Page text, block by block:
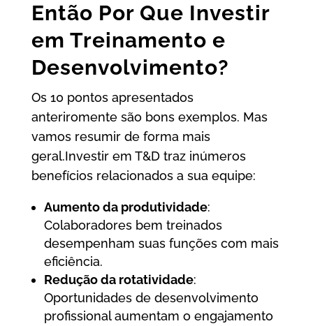
Então Por Que Investir
em Treinamento e
Desenvolvimento?
Os 10 pontos apresentados
anteriromente são bons exemplos. Mas
vamos resumir de forma mais
geral.Investir em T&D traz inúmeros
benefícios relacionados a sua equipe:
Aumento da produtividade:
Colaboradores bem treinados
desempenham suas funções com mais
eficiência.
Redução da rotatividade:
Oportunidades de desenvolvimento
profissional aumentam o engajamento